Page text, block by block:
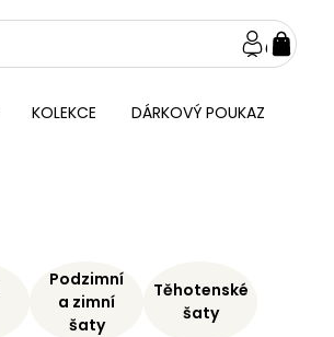
KOLEKCE DÁRKOVÝ POUKAZ
Podzimní
a zimní
šaty
Těhotenské
šaty